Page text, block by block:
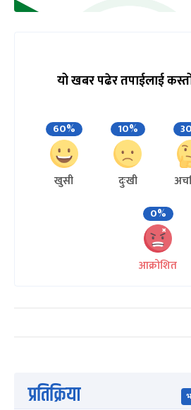
यो खबर पढेर तपाईलाई
60%
खुसी
10%
दुःखी
0%
आक्रोशित
प्रतिक्रिया